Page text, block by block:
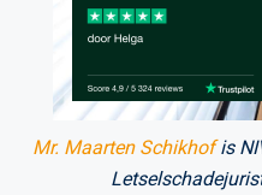
Mr. Maarten Schikhofis